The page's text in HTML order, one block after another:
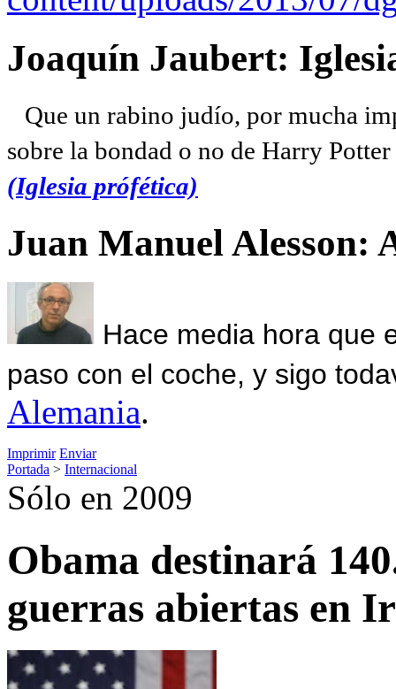
Joaquín Jaubert:
Que un rabino judío, por mucha
sobre la bondad o no de Harry
(Iglesia prófética)
Juan Manuel Alesson:
Hace media hora que
paso con el coche, y sigo
Alemania.
Imprimir Enviar
Portada > Internacional
Sólo en 2009
Obama destinará
guerras abiertas en